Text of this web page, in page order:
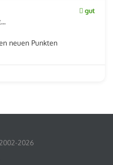
gut
neuen Punkten
2026